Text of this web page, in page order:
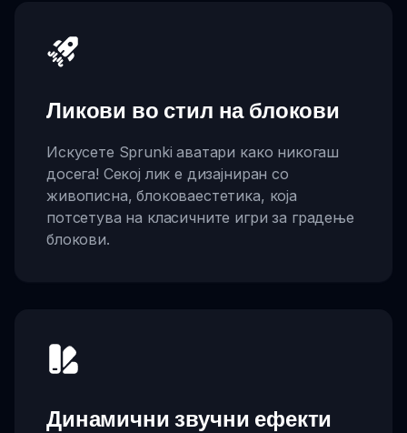
Ликови во стил на блокови
Искусете Sprunki аватари како никогаш
досега! Секој лик е дизајниран со
живописна, блоковаестетика, која
потсетува на класичните игри за градење
блокови.
Динамични звучни ефекти